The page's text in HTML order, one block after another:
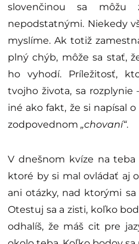
slovenčinou sa
nepodstatnými. Niekedy
myslíme. Ak totiž
plný chýb, môže sa stať,
ho vyhodí. Príležitosť,
tvojho života, sa
iné ako fakt, že si napísal o
zodpovednom „chovaní“.
V dnešnom kvíze na teba
ktoré by si mal ovládať aj
ani otázky, nad ktorými sa
Otestuj sa a zisti, koľko
odhalíš, že máš cit pre